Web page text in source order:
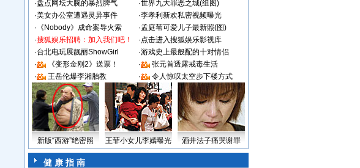
·盘点网坛大腕的暴烈脾气 ·世界九大罪恶之城(组图)
·美女办公室遭遇灵异事件 ·李孝利新欢私密视频曝光
· 《Nobody》成命案导火索 ·孟庭苇可爱儿子最新照(图)
·搜狐娱乐招聘：加入我们吧！ ·点击进入搜狐娱乐影视库
·台北电玩展靓丽ShowGirl ·游戏史上最般配的十对情侣
·
《变形金刚2》送票！ ·
张元首透露戒毒生活
·
王岳伦爆李湘胎教 · 令人惊叹太空步下楼方式
新版“西游”绝密照 王菲小女儿李嫣曝光 酒井法子痛哭谢罪
健 康 指 南